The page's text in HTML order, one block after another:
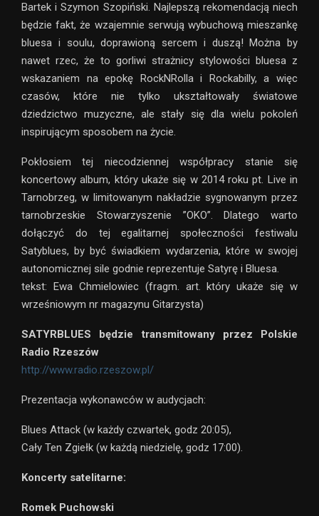
Bartek i Szymon Szopiński. Najlepszą rekomendacją niech
będzie fakt, że wzajemnie serwują wybuchową mieszankę
bluesa i soulu, doprawioną sercem i duszą! Można by
nawet rzec, że to gorliwi strażnicy stylowości bluesa z
wskazaniem na epokę RockNRolla i Rockabilly, a więc
czasów, które nie tylko ukształtowały światowe
dziedzictwo muzyczne, ale stały się dla wielu pokoleń
inspirującym sposobem na życie.
Pokłosiem tej niecodziennej współpracy stanie się
koncertowy album, który ukaże się w 2014 roku pt. Live in
Tarnobrzeg, w limitowanym nakładzie sygnowanym przez
tarnobrzeskie Stowarzyszenie ”OKO”. Dlatego warto
dołączyć do tej egalitarnej społeczności festiwalu
Satyblues, by być świadkiem wydarzenia, które w swojej
autonomicznej sile godnie reprezentuje Satyrę i Bluesa.
tekst: Ewa Chmielowiec (fragm. art. który ukaże się w
wrześniowym nr magazynu Gitarzysta)
SATYRBLUES będzie transmitowany przez Polskie
Radio Rzeszów
http://www.radio.rzeszow.pl/
Prezentacja wykonawców w audycjach:
Blues Attack (w każdy czwartek, godz 20:05),
Cały Ten Zgiełk (w każdą niedzielę, godz 17:00).
Koncerty satelitarne:
Romek Puchowski